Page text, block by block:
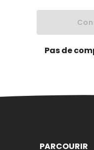
Pas de
PARCOURIR